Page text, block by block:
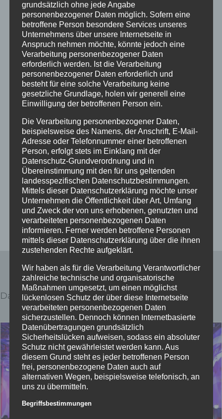
Deine E-Mail-Adresse wird nicht veröffentlicht.
Felder sind mit*markiert
1 von
5 Sternen
2 von
5 Sternen
3 von
5 Sternen
4 von
5 Sternen
5 Sternen
Deine Bewertung *
Name*
E-Mail*
Das könnte dir auch gefallen …
grundsätzlich ohne jede Angabe
personenbezogener Daten möglich. Sofern eine
betroffene Person besondere Services unseres
Unternehmens über unsere Internetseite in
Anspruch nehmen möchte, könnte jedoch eine
Verarbeitung personenbezogener Daten
erforderlich werden. Ist die Verarbeitung
personenbezogener Daten erforderlich und
besteht für eine solche Verarbeitung keine
gesetzliche Grundlage, holen wir generell eine
Einwilligung der betroffenen Person ein.
Die Verarbeitung personenbezogener Daten,
beispielsweise des Namens, der Anschrift, E-Mail-
Adresse oder Telefonnummer einer betroffenen
Person, erfolgt stets im Einklang mit der
Datenschutz-Grundverordnung und in
Übereinstimmung mit den für uns geltenden
landesspezifischen Datenschutzbestimmungen.
Mittels dieser Datenschutzerklärung möchte unser
Unternehmen die Öffentlichkeit über Art, Umfang
und Zweck der von uns erhobenen, genutzten und
verarbeiteten personenbezogenen Daten
informieren. Ferner werden betroffene Personen
mittels dieser Datenschutzerklärung über die ihnen
zustehenden Rechte aufgeklärt.
Wir haben als für die Verarbeitung Verantwortlicher
zahlreiche technische und organisatorische
Maßnahmen umgesetzt, um einen möglichst
lückenlosen Schutz der über diese Internetseite
verarbeiteten personenbezogenen Daten
sicherzustellen. Dennoch können Internetbasierte
Datenübertragungen grundsätzlich
Sicherheitslücken aufweisen, sodass ein absoluter
Schutz nicht gewährleistet werden kann. Aus
diesem Grund steht es jeder betroffenen Person
frei, personenbezogene Daten auch auf
alternativen Wegen, beispielsweise telefonisch, an
uns zu übermitteln.
Begriffsbestimmungen